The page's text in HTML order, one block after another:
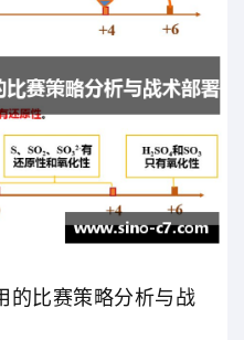
的比赛策略分析与战